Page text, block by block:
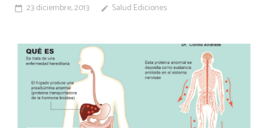
calendar_today 23 diciembre, 2013 edit Salud Ediciones